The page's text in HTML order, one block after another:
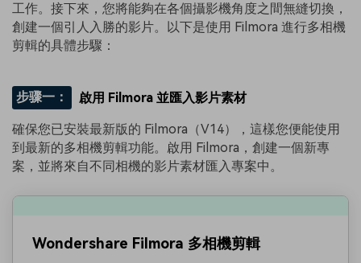
工作。接下來，您將能夠在各個攝影機角度之間無縫切換，
創建一個引人入勝的影片。以下是使用 Filmora 進行多相機
剪輯的具體步驟：
步骤一： 啟用 Filmora 並匯入影片素材
確保您已安裝最新版的 Filmora（V14），這樣您便能使用
到最新的多相機剪輯功能。啟用 Filmora，創建一個新專
案，並將來自不同相機的影片素材匯入專案中。
Wondershare Filmora 多相機剪輯